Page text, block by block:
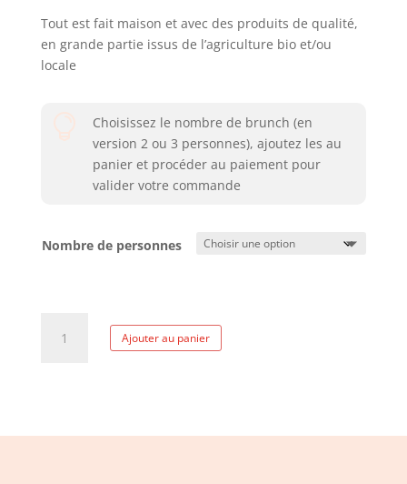
Tout est fait maison et avec des produits de qualité,
en grande partie issus de l’agriculture bio et/ou
locale
Choisissez le nombre de brunch (en
version 2 ou 3 personnes), ajoutez les au
panier et procéder au paiement pour
valider votre commande
Nombre de personnes
Ajouter au panier